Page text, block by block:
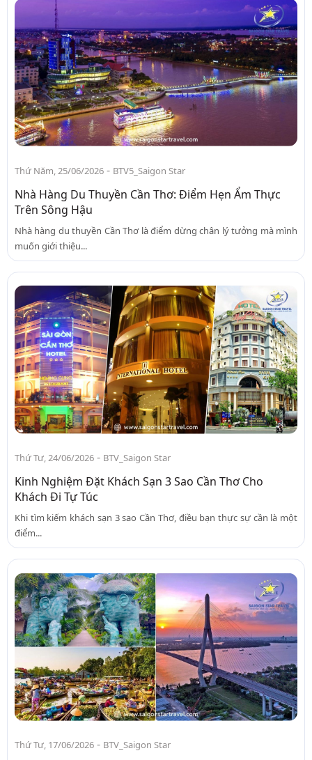
Thứ Năm, 25/06/2026 - BTV5_Saigon Star
Nhà Hàng Du Thuyền Cần Thơ: Điểm Hẹn Ẩm Thực
Trên Sông Hậu
Nhà hàng du thuyền Cần Thơ là điểm dừng chân lý tưởng mà mình
muốn giới thiệu...
Thứ Tư, 24/06/2026 - BTV_Saigon Star
Kinh Nghiệm Đặt Khách Sạn 3 Sao Cần Thơ Cho
Khách Đi Tự Túc
Khi tìm kiếm khách sạn 3 sao Cần Thơ, điều bạn thực sự cần là một
điểm...
Thứ Tư, 17/06/2026 - BTV_Saigon Star